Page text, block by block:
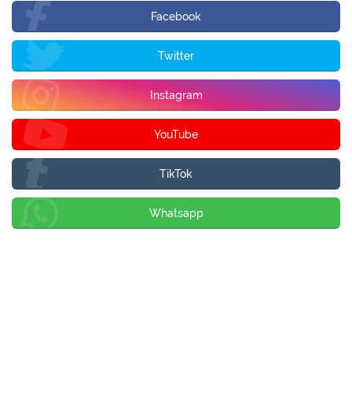
Facebook
Twitter
Instagram
YouTube
TikTok
Whatsapp